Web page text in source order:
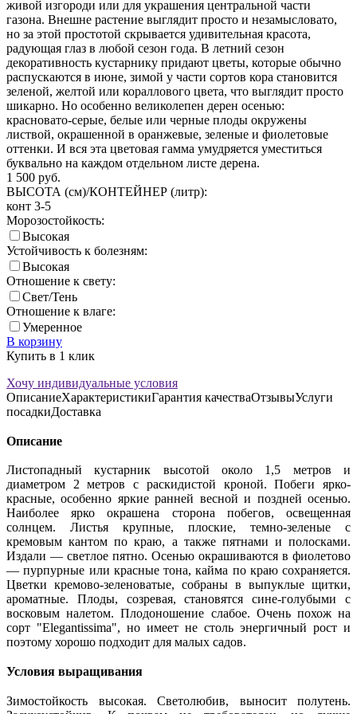
живой изгороди или для украшения центральной части
газона. Внешне растение выглядит просто и незамысловато,
но за этой простотой скрывается удивительная красота,
радующая глаз в любой сезон года. В летний сезон
декоративность кустарнику придают цветы, которые обычно
распускаются в июне, зимой у части сортов кора становится
зеленой, желтой или кораллового цвета, что выглядит просто
шикарно. Но особенно великолепен дерен осенью:
красновато-серые, белые или черные плоды окружены
листвой, окрашенной в оранжевые, зеленые и фиолетовые
оттенки. И вся эта цветовая гамма умудряется уместиться
буквально на каждом отдельном листе дерена.
1 500 руб.
ВЫСОТА (см)/КОНТЕЙНЕР (литр):
конт 3-5
Морозостойкость:
Высокая
Устойчивость к болезням:
Высокая
Отношение к свету:
Свет/Тень
Отношение к влаге:
Умеренное
В корзину
Купить в 1 клик
Хочу индивидуальные условия
ОписаниеХарактеристикиГарантия качестваОтзывыУслуги
посадкиДоставка
Описание
Листопадный кустарник высотой около 1,5 метров и
диаметром 2 метров с раскидистой кроной. Побеги ярко-
красные, особенно яркие ранней весной и поздней осенью.
Наиболее ярко окрашена сторона побегов, освещенная
солнцем. Листья крупные, плоские, темно-зеленые с
кремовым кантом по краю, а также пятнами и полосками.
Издали — светлое пятно. Осенью окрашиваются в фиолетово
— пурпурные или красные тона, кайма по краю сохраняется.
Цветки кремово-зеленоватые, собраны в выпуклые щитки,
ароматные. Плоды, созревая, становятся сине-голубыми с
восковым налетом. Плодоношение слабое. Очень похож на
сорт "Elegantissima", но имеет не столь энергичный рост и
поэтому хорошо подходит для малых садов.
Условия выращивания
Зимостойкость высокая. Светолюбив, выносит полутень.